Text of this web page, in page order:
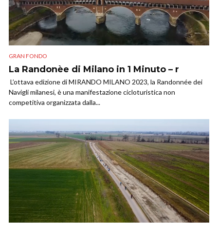
GRAN FONDO
La Randonèe di Milano in 1 Minuto – r
L’ottava edizione di MIRANDO MILANO 2023, la Randonnée dei
Navigli milanesi, è una manifestazione cicloturistica non
competitiva organizzata dalla...